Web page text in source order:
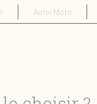
Auto/Moto